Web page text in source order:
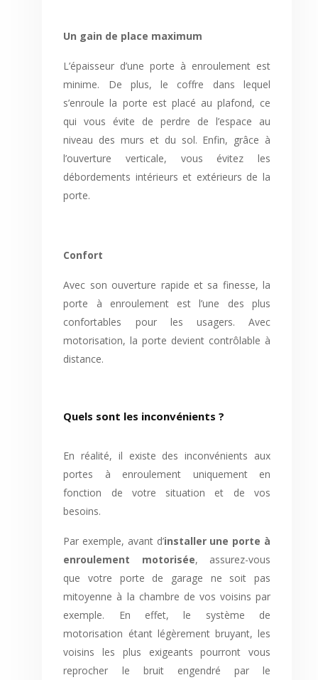
Un gain de place maximum
L’épaisseur d’une porte à enroulement est
minime. De plus, le coffre dans lequel
s’enroule la porte est placé au plafond, ce
qui vous évite de perdre de l’espace au
niveau des murs et du sol. Enfin, grâce à
l’ouverture verticale, vous évitez les
débordements intérieurs et extérieurs de la
porte.
Confort
Avec son ouverture rapide et sa finesse, la
porte à enroulement est l’une des plus
confortables pour les usagers. Avec
motorisation, la porte devient contrôlable à
distance.
Quels sont les inconvénients ?
En réalité, il existe des inconvénients aux
portes à enroulement uniquement en
fonction de votre situation et de vos
besoins.
Par exemple, avant d’installer une porte à
enroulement motorisée, assurez-vous
que votre porte de garage ne soit pas
mitoyenne à la chambre de vos voisins par
exemple. En effet, le système de
motorisation étant légèrement bruyant, les
voisins les plus exigeants pourront vous
reprocher le bruit engendré par le